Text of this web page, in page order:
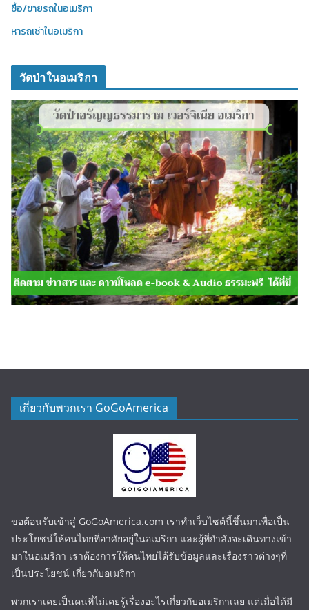
ซื้อ/ขายรถในอเมริกา
หารถเช่าในอเมริกา
วัดป่าในอเมริกา
เกี่ยวกับพวกเรา GoGoAmerica
ขอต้อนรับเข้าสู่ GoGoAmerica.com เราทำเว็บไซต์นี้ขึ้นมาเพื่อเป็น
ประโยชน์ให้คนไทยที่อาศัยอยู่ในอเมริกา และผู้ที่กำลังจะเดินทางเข้า
มาในอเมริกา เราต้องการให้คนไทยได้รับข้อมูลและเรื่องราวต่างๆที่
เป็นประโยชน์ เกี่ยวกับอเมริกา
พวกเราเคยเป็นคนที่ไม่เคยรู้เรื่องอะไรเกี่ยวกับอเมริกาเลย แต่เมื่อได้มี